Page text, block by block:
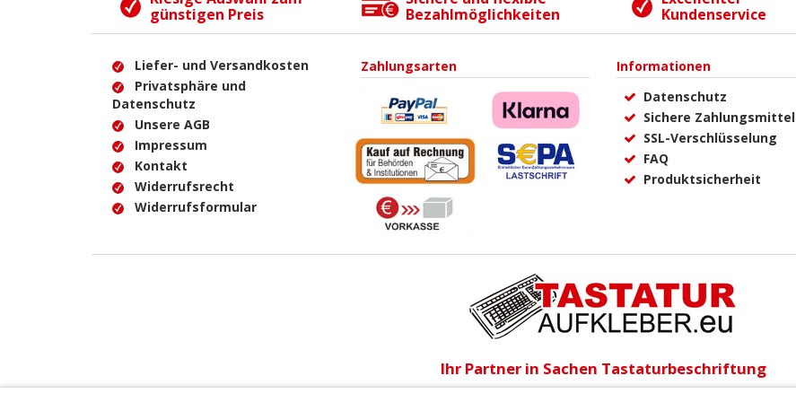
günstigen Preis
Bezahlmöglichkeiten
Kundenservice
Liefer- und Versandkosten
Privatsphäre und
Datenschutz
Unsere AGB
Impressum
Kontakt
Widerrufsrecht
Widerrufsformular
Zahlungsarten
Informationen
Datenschutz
Sichere Zahlungsmittel
SSL-Verschlüsselung
FAQ
Produktsicherheit
Ihr Partner in Sachen Tastaturbeschriftung